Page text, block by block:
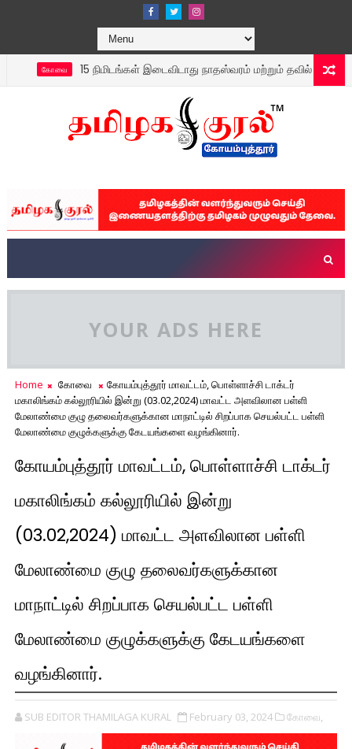
15 நிமிடங்கள் இடைவிடாது நாதஸ்வரம் மற்றும் தவில்
YOUR ADS HERE
Home கோவை
கோயம்புத்தூர் மாவட்டம், பொள்ளாச்சி டாக்டர்
மகாலிங்கம் கல்லூரியில் இன்று (03.02,2024) மாவட்ட அளவிலான பள்ளி
மேலாண்மை குழு தலைவர்களுக்கான மாநாட்டில் சிறப்பாக செயல்பட்ட பள்ளி
மேலாண்மை குழுக்களுக்கு கேடயங்களை வழங்கினார்.
கோயம்புத்தூர் மாவட்டம், பொள்ளாச்சி டாக்டர்
மகாலிங்கம் கல்லூரியில் இன்று
(03.02,2024) மாவட்ட அளவிலான பள்ளி
மேலாண்மை குழு தலைவர்களுக்கான
மாநாட்டில் சிறப்பாக செயல்பட்ட பள்ளி
மேலாண்மை குழுக்களுக்கு கேடயங்களை
வழங்கினார்.
SUB EDITOR THAMILAGA KURAL February 03, 2024 கோவை,